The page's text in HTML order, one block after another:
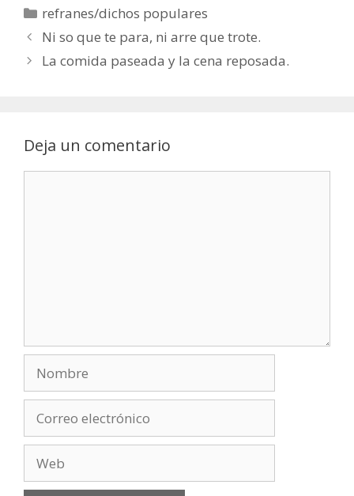
Categorías
refranes/dichos populares
Ni so que te para, ni arre que trote.
La comida paseada y la cena reposada.
Deja un comentario
electrónico